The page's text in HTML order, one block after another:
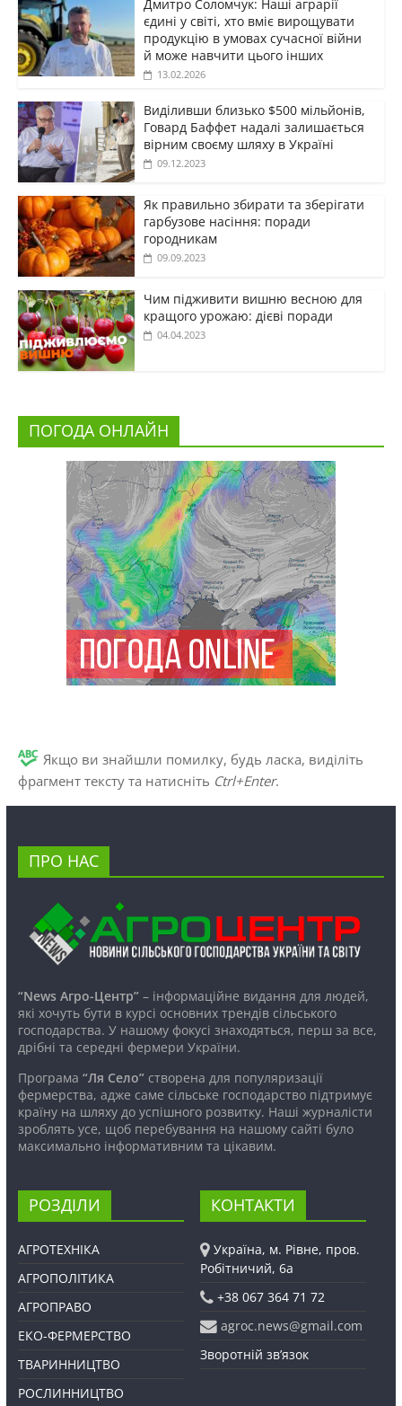
Дмитро Соломчук: Наші аграрії
єдині у світі, хто вміє вирощувати
продукцію в умовах сучасної війни
й може навчити цього інших
13.02.2026
Виділивши близько $500 мільйонів,
Говард Баффет надалі залишається
вірним своєму шляху в Україні
09.12.2023
Як правильно збирати та зберігати
гарбузове насіння: поради
городникам
09.09.2023
Чим підживити вишню весною для
кращого урожаю: дієві поради
04.04.2023
ПОГОДА ОНЛАЙН
Якщо ви знайшли помилку, будь ласка, виділіть
фрагмент тексту та натисніть Ctrl+Enter.
ПРО НАС
“News Агро-Центр”– інформаційне видання для людей,
які хочуть бути в курсі основних трендів сільського
господарства. У нашому фокусі знаходяться, перш за все,
дрібні та середні фермери України.
Програма “Ля Село”створена для популяризації
фермерства, адже саме сільське господарство підтримує
країну на шляху до успішного розвитку. Наші журналісти
зроблять усе, щоб перебування на нашому сайті було
максимально інформативним та цікавим.
РОЗДІЛИ
АГРОТЕХНІКА
АГРОПОЛІТИКА
АГРОПРАВО
ЕКО-ФЕРМЕРСТВО
ТВАРИННИЦТВО
РОСЛИННИЦТВО
КОНТАКТИ
Україна, м. Рівне, пров.
Робітничий, 6а
+38 067 364 71 72
agroc.news@gmail.com
Зворотній зв’язок